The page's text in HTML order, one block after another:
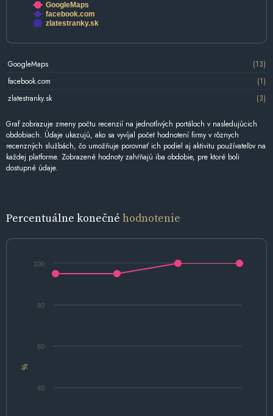
GoogleMaps
facebook.com
zlatestranky.sk
GoogleMaps
(13)
facebook.com
(1)
zlatestranky.sk
(3)
Graf zobrazuje zmeny počtu recenzií na jednotlivých portáloch v nasledujúcich
obdobiach. Údaje ukazujú, ako sa vyvíjal počet hodnotení firmy v rôznych
recenzných službách, čo umožňuje porovnať ich podiel aj aktivitu používateľov na
každej platforme. Zobrazené hodnoty zahŕňajú iba obdobie, pre ktoré boli
dostupné údaje.
Percentuálne konečné hodnotenie
%
40
60
80
100